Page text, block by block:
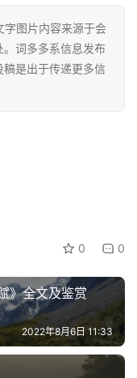
图片内容来源于会
。词多多系信息发布
是出于传递更多信
0 0
》全文及鉴赏
2022年8月6日 11:33